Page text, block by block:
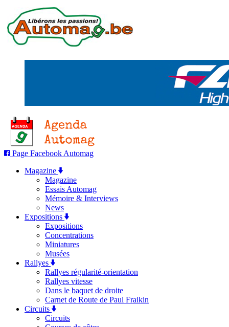
Page Facebook Automag
Magazine
Magazine
Essais Automag
Mémoire & Interviews
News
Expositions
Expositions
Concentrations
Miniatures
Musées
Rallyes
Rallyes régularité-orientation
Rallyes vitesse
Dans le baquet de droite
Carnet de Route de Paul Fraikin
Circuits
Circuits